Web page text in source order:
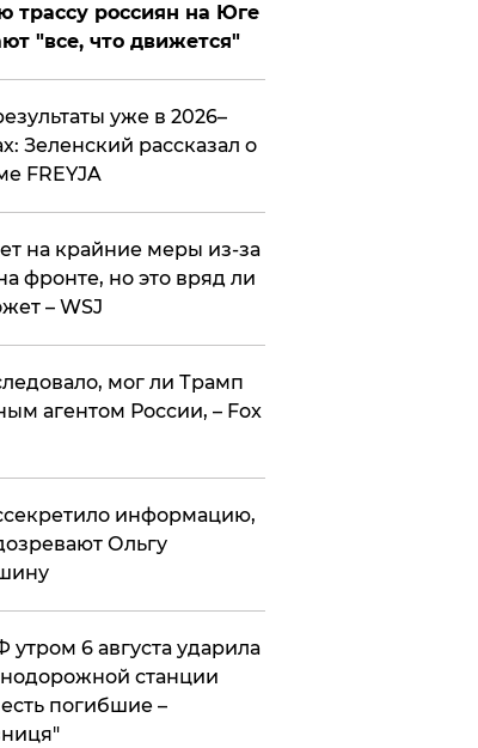
трассу россиян на Юге
"все, что движется"
уже в 2026–
Зеленский рассказал о
FREYJA
на крайние меры из-за
фронте, но это вряд ли
– WSJ
мог ли Трамп
агентом России, – Fox
информацию,
Ольгу
6 августа ударила
станции
погибшие –